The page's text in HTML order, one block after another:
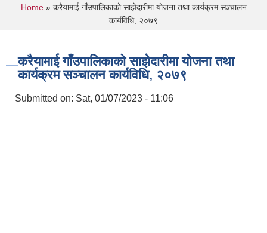
You are here
Home» करैयामाई गाँउपालिकाको साझेदारीमा योजना तथा कार्यक्रम सञ्‍चालन
कार्यविधि, २०७९
करैयामाई गाँउपालिकाको साझेदारीमा योजना तथा
कार्यक्रम सञ्‍चालन कार्यविधि, २०७९
Submitted on: Sat, 01/07/2023 - 11:06